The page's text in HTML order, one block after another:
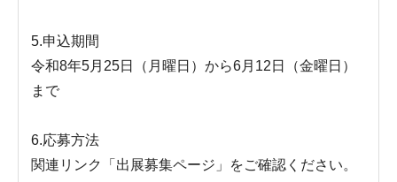
5.申込期間
令和8年5月25日（月曜日）から6月12日（金曜日）
まで
6.応募方法
関連リンク「出展募集ページ」をご確認ください。